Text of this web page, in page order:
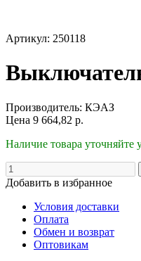
Артикул: 250118
Производитель: КЭАЗ
Цена 9 664,82 р.
Наличие товара уточняйте
Добавить в избранное
Условия доставки
Оплата
Обмен и возврат
Оптовикам